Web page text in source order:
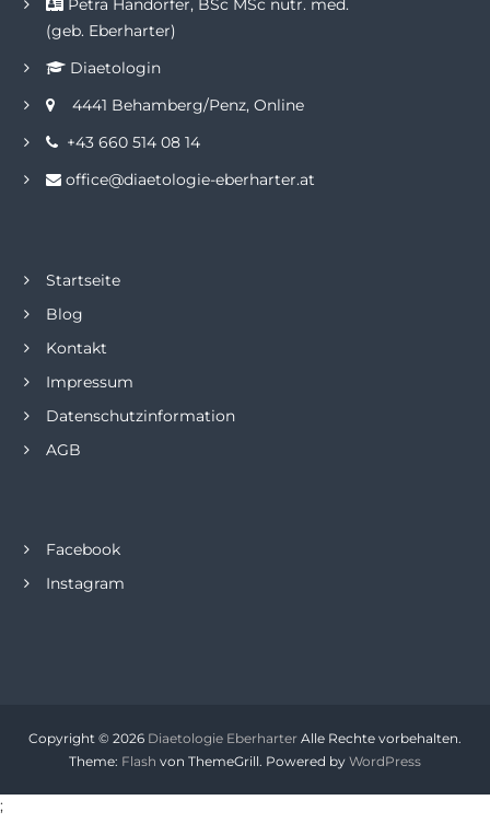
Petra Handorfer, BSc MSc nutr. med.
(geb. Eberharter)
Diaetologin
4441 Behamberg/Penz, Online
+43 660 514 08 14
office@diaetologie-eberharter.at
Startseite
Blog
Kontakt
Impressum
Datenschutzinformation
AGB
Facebook
Instagram
Copyright © 2026 Diaetologie Eberharter Alle Rechte vorbehalten.
Theme: Flash von ThemeGrill. Powered by WordPress
;